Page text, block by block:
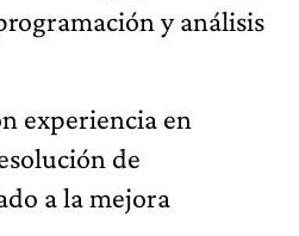
y análisis
experiencia en
de
a la mejora